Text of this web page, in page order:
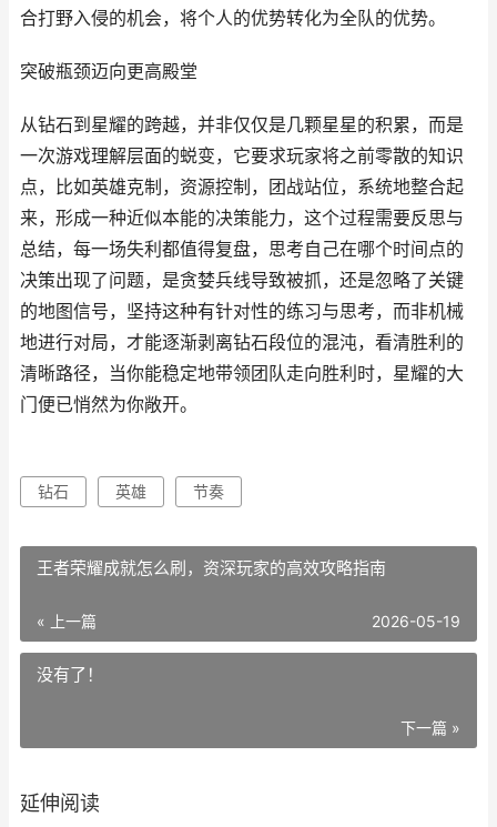
合打野入侵的机会，将个人的优势转化为全队的优势。
突破瓶颈迈向更高殿堂
从钻石到星耀的跨越，并非仅仅是几颗星星的积累，而是
一次游戏理解层面的蜕变，它要求玩家将之前零散的知识
点，比如英雄克制，资源控制，团战站位，系统地整合起
来，形成一种近似本能的决策能力，这个过程需要反思与
总结，每一场失利都值得复盘，思考自己在哪个时间点的
决策出现了问题，是贪婪兵线导致被抓，还是忽略了关键
的地图信号，坚持这种有针对性的练习与思考，而非机械
地进行对局，才能逐渐剥离钻石段位的混沌，看清胜利的
清晰路径，当你能稳定地带领团队走向胜利时，星耀的大
门便已悄然为你敞开。
钻石 英雄 节奏
王者荣耀成就怎么刷，资深玩家的高效攻略指南
« 上一篇 2026-05-19
没有了！
下一篇 »
延伸阅读